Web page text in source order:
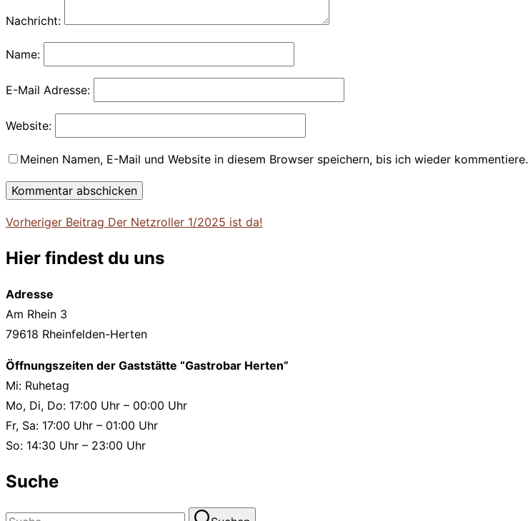
Nachricht:
Name:
E-Mail Adresse:
Website:
Meinen Namen, E-Mail und Website in diesem Browser speichern, bis ich wieder kommentiere.
Beitragsnavigation
Vorheriger
Vorheriger Beitrag Der Netzroller 1/2025 ist da!
Hier findest du uns
Adresse
Am Rhein 3
79618 Rheinfelden-Herten
Öffnungszeiten der Gaststätte “Gastrobar Herten”
Mi: Ruhetag
Mo, Di, Do: 17:00 Uhr – 00:00 Uhr
Fr, Sa: 17:00 Uhr – 01:00 Uhr
So: 14:30 Uhr – 23:00 Uhr
Suche
Suchen